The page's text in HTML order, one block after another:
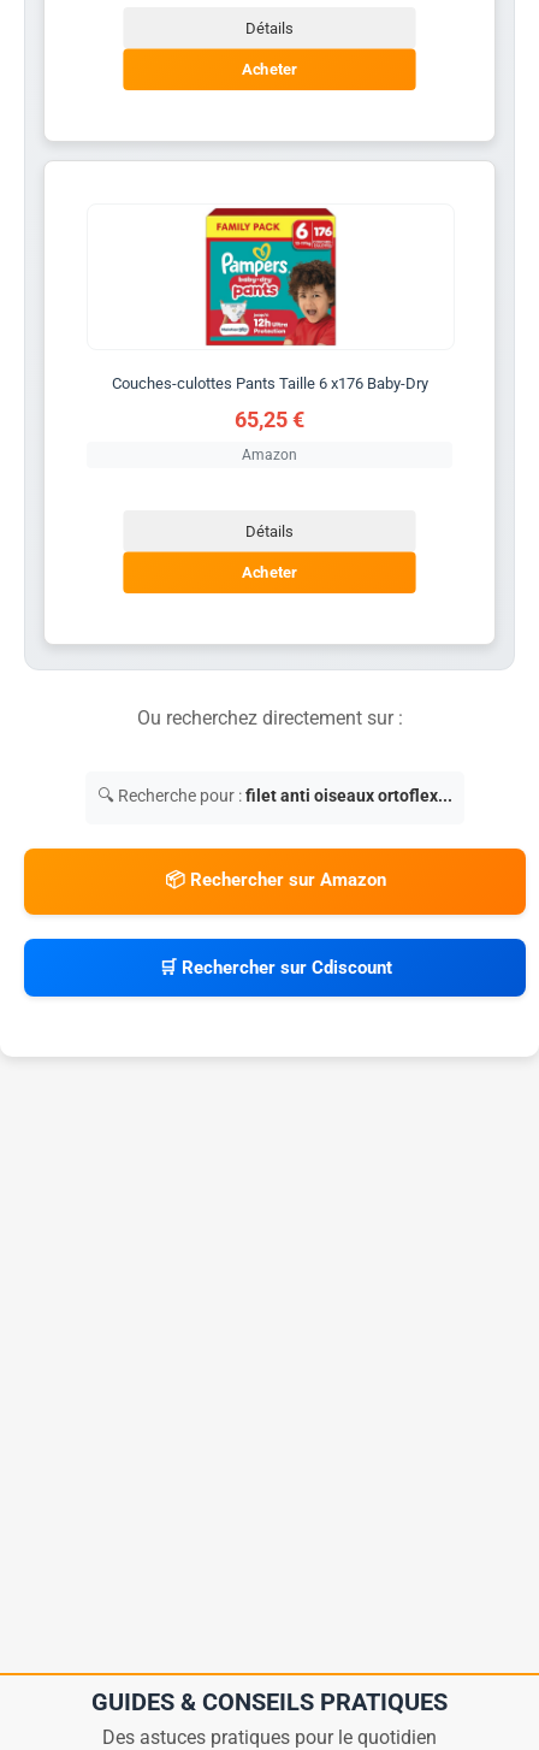
Détails
Acheter
Couches-culottes Pants Taille 6 x176 Baby-Dry
65,25 €
Amazon
Détails
Acheter
Ou recherchez directement sur :
🔍 Recherche pour :filet anti oiseaux ortoflex...
📦 Rechercher sur Amazon
🛒 Rechercher sur Cdiscount
GUIDES & CONSEILS PRATIQUES
Des astuces pratiques pour le quotidien